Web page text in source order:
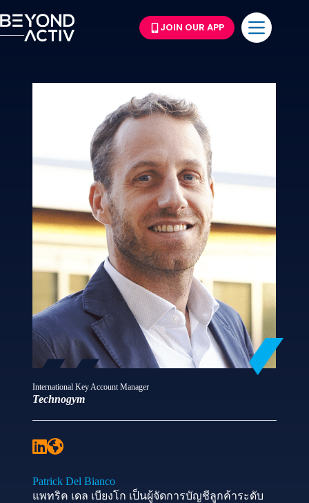
JOIN OUR APP
International Key Account Manager
Technogym
Patrick Del Bianco
แพทริค เดล เบียงโก เป็นผู้จัดการบัญชีลูกค้าระดับ